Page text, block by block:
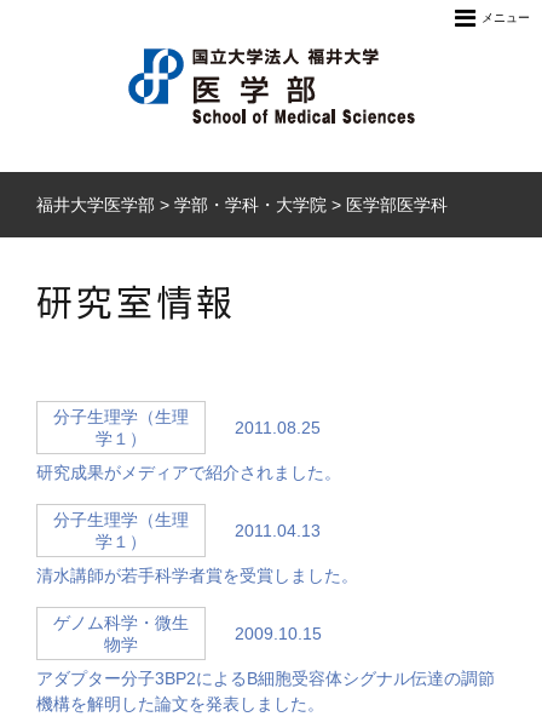
メニュー
福井大学医学部 > 学部・学科・大学院 > 医学部医学科
研究室情報
分子生理学（生理
学１）
2011.08.25
研究成果がメディアで紹介されました。
分子生理学（生理
学１）
2011.04.13
清水講師が若手科学者賞を受賞しました。
ゲノム科学・微生
物学
2009.10.15
アダプター分子3BP2によるB細胞受容体シグナル伝達の調節
機構を解明した論文を発表しました。